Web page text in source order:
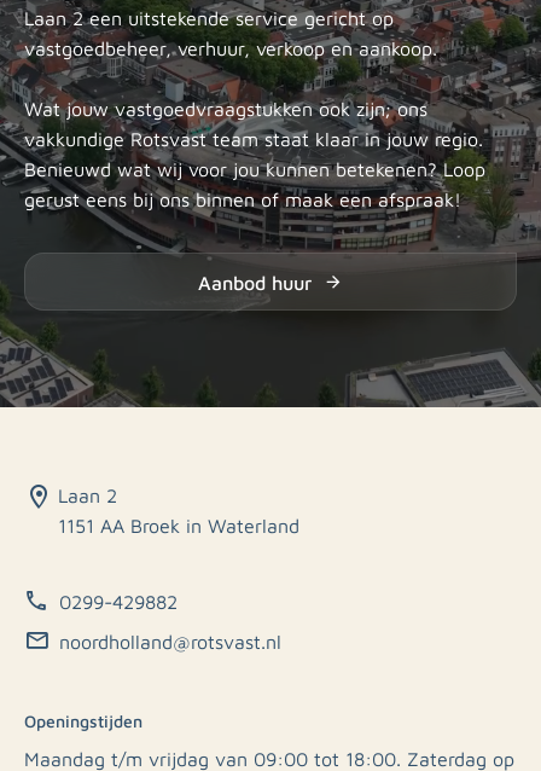
Laan 2 een uitstekende service gericht op
vastgoedbeheer, verhuur, verkoop en aankoop.
Wat jouw vastgoedvraagstukken ook zijn; ons
vakkundige Rotsvast team staat klaar in jouw regio.
Benieuwd wat wij voor jou kunnen betekenen? Loop
gerust eens bij ons binnen of maak een afspraak!
Aanbod huur
Laan 2
1151 AA Broek in Waterland
0299-429882
noordholland@rotsvast.nl
Openingstijden
Maandag t/m vrijdag van 09:00 tot 18:00. Zaterdag op